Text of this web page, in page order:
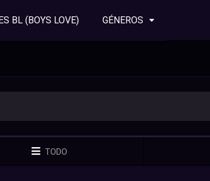
BL (BOYS LOVE) GÉNEROS
TODO